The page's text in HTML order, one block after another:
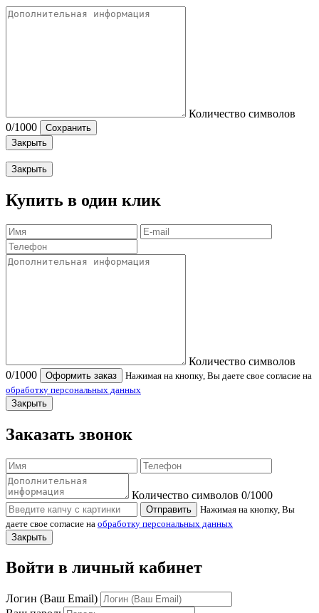
Количество символов
0/1000
Сохранить
Закрыть
Закрыть
Купить в один клик
Количество символов
0/1000 Оформить заказ
Нажимая на кнопку, Вы даете свое согласие на
обработку персональных данных
Закрыть
Заказать звонок
Количество символов 0/1000
Отправить
Нажимая на кнопку, Вы
даете свое согласие на обработку персональных данных
Закрыть
Войти в личный кабинет
Логин (Ваш Email)